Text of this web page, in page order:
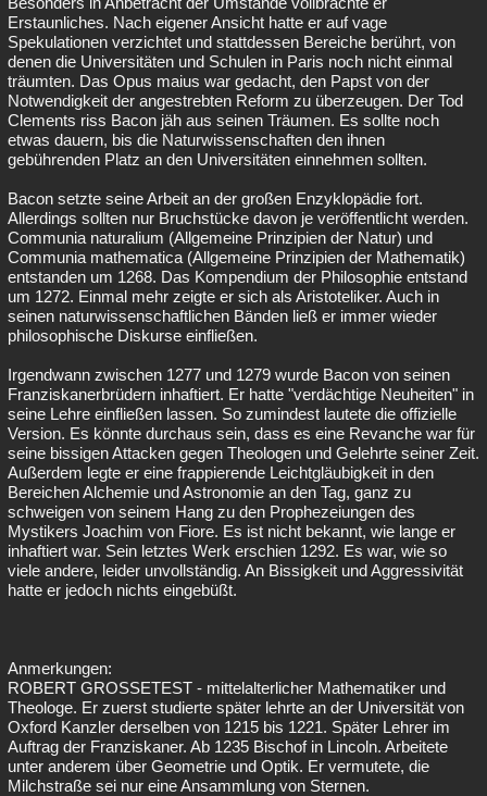
Erstaunliches. Nach eigener Ansicht hatte er auf vage
Spekulationen verzichtet und stattdessen Bereiche berührt, von
denen die Universitäten und Schulen in Paris noch nicht einmal
träumten. Das Opus maius war gedacht, den Papst von der
Notwendigkeit der angestrebten Reform zu überzeugen. Der Tod
Clements riss Bacon jäh aus seinen Träumen. Es sollte noch
etwas dauern, bis die Naturwissenschaften den ihnen
gebührenden Platz an den Universitäten einnehmen sollten.
Bacon setzte seine Arbeit an der großen Enzyklopädie fort.
Allerdings sollten nur Bruchstücke davon je veröffentlicht werden.
Communia naturalium (Allgemeine Prinzipien der Natur) und
Communia mathematica (Allgemeine Prinzipien der Mathematik)
entstanden um 1268. Das Kompendium der Philosophie entstand
um 1272. Einmal mehr zeigte er sich als Aristoteliker. Auch in
seinen naturwissenschaftlichen Bänden ließ er immer wieder
philosophische Diskurse einfließen.
Irgendwann zwischen 1277 und 1279 wurde Bacon von seinen
Franziskanerbrüdern inhaftiert. Er hatte "verdächtige Neuheiten" in
seine Lehre einfließen lassen. So zumindest lautete die offizielle
Version. Es könnte durchaus sein, dass es eine Revanche war für
seine bissigen Attacken gegen Theologen und Gelehrte seiner Zeit.
Außerdem legte er eine frappierende Leichtgläubigkeit in den
Bereichen Alchemie und Astronomie an den Tag, ganz zu
schweigen von seinem Hang zu den Prophezeiungen des
Mystikers Joachim von Fiore. Es ist nicht bekannt, wie lange er
inhaftiert war. Sein letztes Werk erschien 1292. Es war, wie so
viele andere, leider unvollständig. An Bissigkeit und Aggressivität
hatte er jedoch nichts eingebüßt.
Anmerkungen:
ROBERT GROSSETEST - mittelalterlicher Mathematiker und
Theologe. Er zuerst studierte später lehrte an der Universität von
Oxford Kanzler derselben von 1215 bis 1221. Später Lehrer im
Auftrag der Franziskaner. Ab 1235 Bischof in Lincoln. Arbeitete
unter anderem über Geometrie und Optik. Er vermutete, die
Milchstraße sei nur eine Ansammlung von Sternen.